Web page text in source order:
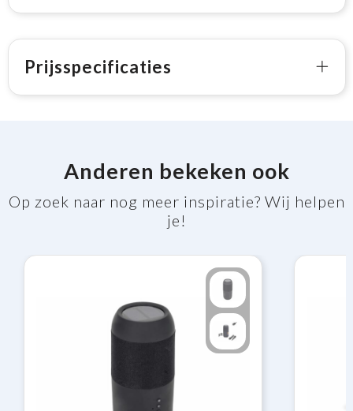
Prijsspecificaties
Anderen bekeken ook
Op zoek naar nog meer inspiratie? Wij helpen
je!